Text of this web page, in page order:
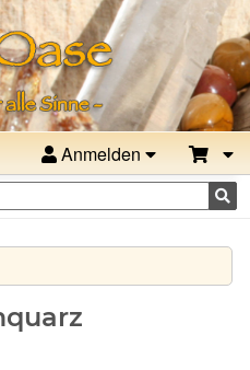
Anmelden